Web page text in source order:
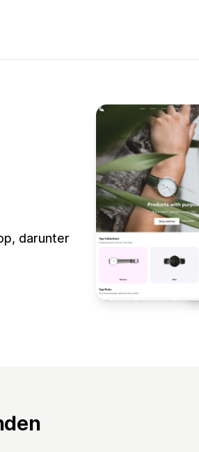
darunter